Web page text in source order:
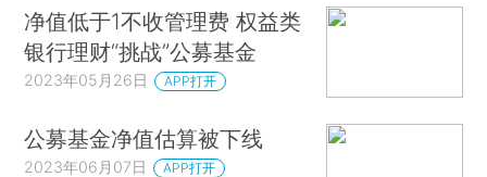
净值低于1不收管理费 权益类
银行理财“挑战”公募基金
2023年05月26日 APP打开
公募基金净值估算被下线
2023年06月07日 APP打开